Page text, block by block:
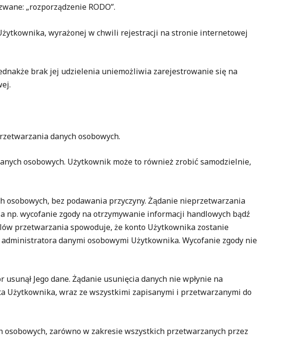
„rozporządzenie RODO”.
wyrażonej w chwili rejestracji na stronie internetowej
brak jej udzielenia uniemożliwia zarejestrowanie się na
danych osobowych.
osobowych. Użytkownik może to również zrobić samodzielnie,
bez podawania przyczyny. Żądanie nieprzetwarzania
np. wycofanie zgody na otrzymywanie informacji handlowych bądź
przetwarzania spowoduje, że konto Użytkownika zostanie
danymi osobowymi Użytkownika. Wycofanie zgody nie
Jego dane. Żądanie usunięcia danych nie wpłynie na
Użytkownika, wraz ze wszystkimi zapisanymi i przetwarzanymi do
zarówno w zakresie wszystkich przetwarzanych przez